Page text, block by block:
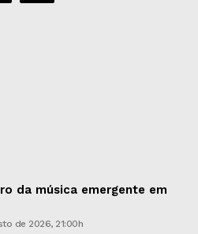
da música emergente em
de 2026, 21:00h